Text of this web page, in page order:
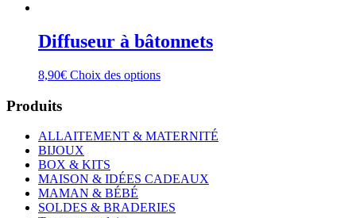
Diffuseur à bâtonnets
8,90€ Choix des optionsCe
variations.
Les
peuvent
être
choisies
Produits
ALLAITEMENT & MATERNITÉ
BIJOUX
BOX & KITS
MAISON & IDÉES CADEAUX
MAMAN & BÉBÉ
SOLDES & BRADERIES